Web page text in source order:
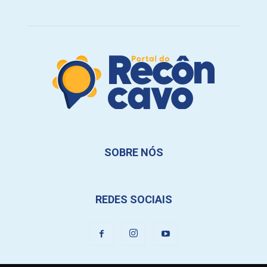
SOBRE NÓS
REDES SOCIAIS